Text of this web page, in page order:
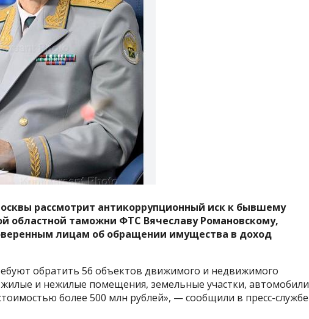
рассмотрит антикоррупционный иск к бывшему
областной таможни ФТС Вячеславу Романовскому,
лицам об обращении имущества в доход
обратить 56 объектов движимого и недвижимого
и нежилые помещения, земельные участки, автомобили
более 500 млн рублей», — сообщили в пресс-службе